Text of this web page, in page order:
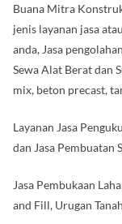
Buana Mitra
jenis layanan jasa
anda, Jasa
Sewa Alat Berat dan
mix, beton precast,
Layanan Jasa
dan Jasa Pembuatan
Jasa Pembukaan
and Fill, Urugan